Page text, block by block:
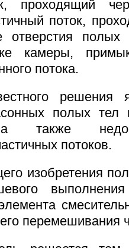
проходящий
поток,
отверстия полых
камеры,
потока.
решения
полых тел
а также
потоков.
изобретения
выполнения
перемешивания